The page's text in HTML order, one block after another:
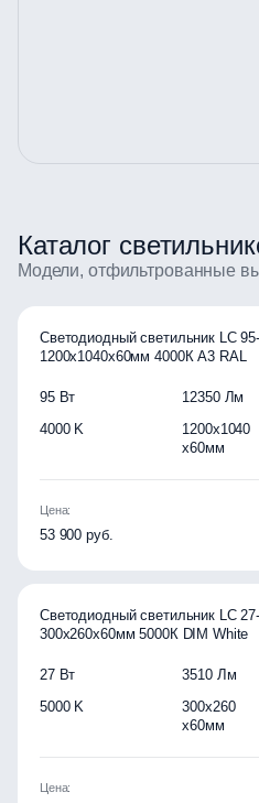
Каталог
Модели, отфильтрованные
Светодиодный светильник LC
1200x1040x60мм 4000К A3 RAL
95 Вт 12350 Лм
4000 K
1200x1040
x60мм
Цена:
53 900 руб.
Светодиодный светильник LC
300x260x60мм 5000К DIM White
27 Вт 3510 Лм
5000 K
300x260
x60мм
Цена: